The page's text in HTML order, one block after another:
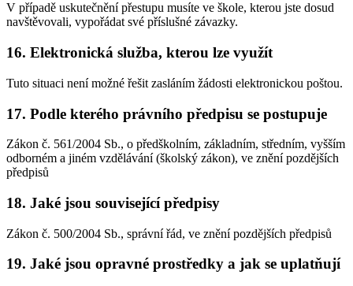
V případě uskutečnění přestupu musíte ve škole, kterou jste dosud
navštěvovali, vypořádat své příslušné závazky.
16. Elektronická služba, kterou lze využít
Tuto situaci není možné řešit zasláním žádosti elektronickou poštou.
17. Podle kterého právního předpisu se postupuje
Zákon č. 561/2004 Sb., o předškolním, základním, středním, vyšším
odborném a jiném vzdělávání (školský zákon), ve znění pozdějších
předpisů
18. Jaké jsou související předpisy
Zákon č. 500/2004 Sb., správní řád, ve znění pozdějších předpisů
19. Jaké jsou opravné prostředky a jak se uplatňují